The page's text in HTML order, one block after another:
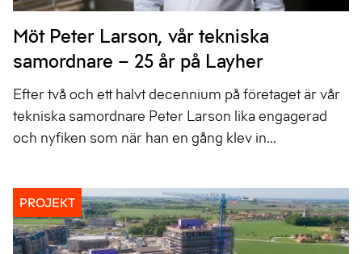
Möt Peter Larson, vår tekniska
samordnare – 25 år på Layher
Efter två och ett halvt decennium på företaget är vår
tekniska samordnare Peter Larson lika engagerad
och nyfiken som när han en gång klev in...
PROJEKT